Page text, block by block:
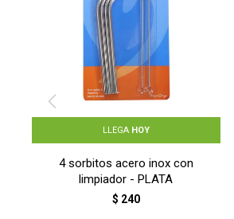
LLEGA HOY
4 sorbitos acero inox con
limpiador - PLATA
$ 240